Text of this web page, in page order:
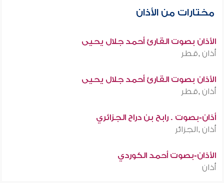
مختارات من الأذان
الأذان بصوت القارئ أحمد جلال يحيى
أذان ,قطر
الأذان بصوت القارئ أحمد جلال يحيى
أذان ,قطر
أذان-بصوت . رابح بن دراح الجزائري
أذان ,الجزائر
الأذان-بصوت أحمد الكوردي
أذان